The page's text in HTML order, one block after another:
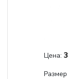
Цена:
Размер